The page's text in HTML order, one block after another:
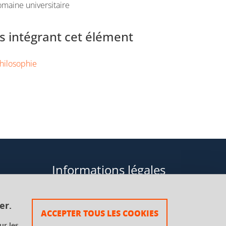
ACCEPTER TOUS LES COOKIES
universitaire
intégrant cet élément
Informations légales
Plan du site